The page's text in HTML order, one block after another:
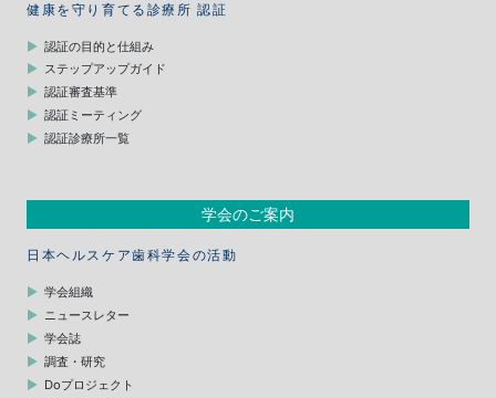
健康を守り育てる診療所 認証
認証の目的と仕組み
ステップアップガイド
認証審査基準
認証ミーティング
認証診療所一覧
学会のご案内
日本ヘルスケア歯科学会の活動
学会組織
ニュースレター
学会誌
調査・研究
Doプロジェクト